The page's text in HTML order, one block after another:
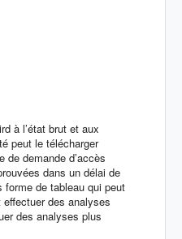
à l’état brut et aux
peut le télécharger
de demande d’accès
dans un délai de
de tableau qui peut
des analyses
des analyses plus